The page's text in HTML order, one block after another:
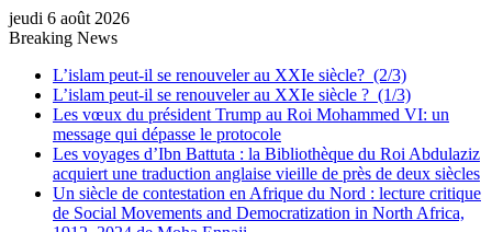
jeudi 6 août 2026
Breaking News
L’islam peut-il se renouveler au XXIe siècle? (2/3)
L’islam peut-il se renouveler au XXIe siècle ? (1/3)
Les vœux du président Trump au Roi Mohammed VI: un
message qui dépasse le protocole
Les voyages d’Ibn Battuta : la Bibliothèque du Roi Abdulaziz
acquiert une traduction anglaise vieille de près de deux siècles
Un siècle de contestation en Afrique du Nord : lecture critique
de Social Movements and Democratization in North Africa,